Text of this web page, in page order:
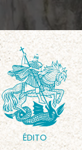
ÉDITO